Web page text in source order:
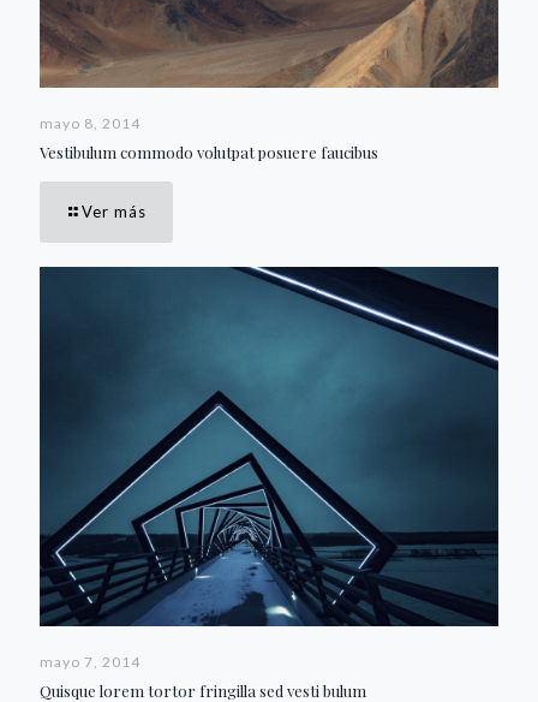
mayo 8, 2014
Vestibulum commodo volutpat posuere faucibus
Ver más
mayo 7, 2014
Quisque lorem tortor fringilla sed vesti bulum